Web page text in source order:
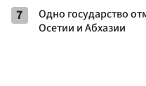
7
Одно государство
Осетии и Абхазии